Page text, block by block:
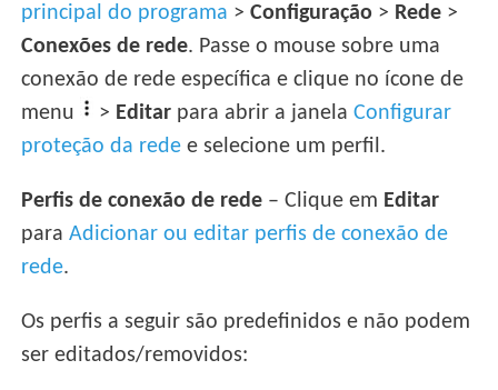
principal do programa >Configuração > Rede >
Conexões de rede. Passe o mouse sobre uma
conexão de rede específica e clique no ícone de
menu
> Editar para abrir a janelaConfigurar
proteção da rede e selecione um perfil.
Perfis de conexão de rede – Clique em Editar
paraAdicionar ou editar perfis de conexão de
rede.
Os perfis a seguir são predefinidos e não podem
ser editados/removidos: